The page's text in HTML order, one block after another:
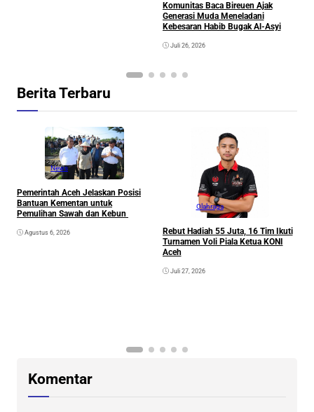
Komunitas Baca Bireuen Ajak
Generasi Muda Meneladani
Kebesaran Habib Bugak Al-Asyi
Juli 26, 2026
Berita Terbaru
News
Pemerintah Aceh Jelaskan Posisi
Bantuan Kementan untuk
Pemulihan Sawah dan Kebun
Agustus 6, 2026
Olahraga
Rebut Hadiah 55 Juta, 16 Tim Ikuti
Turnamen Voli Piala Ketua KONI
Aceh
Juli 27, 2026
Komentar